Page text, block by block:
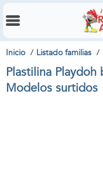
Inicio Listado familias
Plastilina
Modelos surtidos